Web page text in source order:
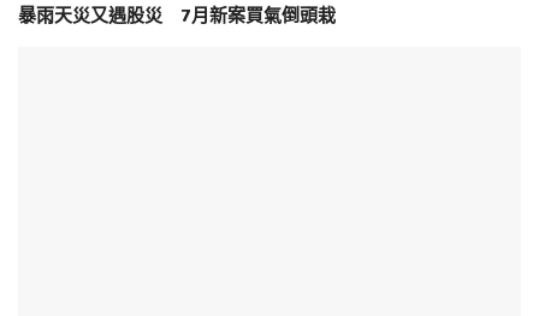
暴雨天災又遇股災 7月新案買氣倒頭栽